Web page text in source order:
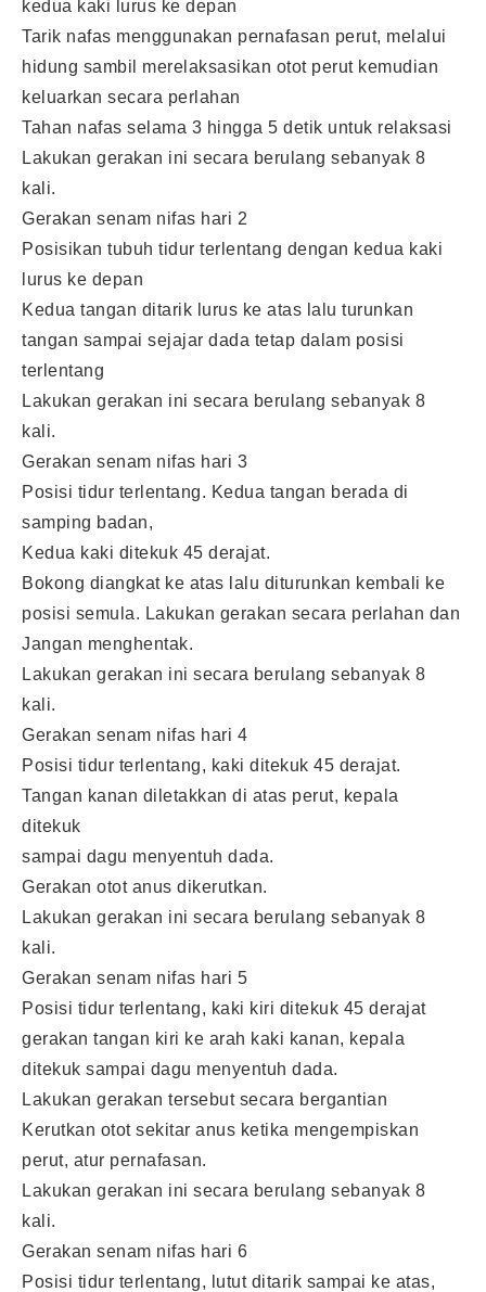
kedua kaki lurus ke depan
Tarik nafas menggunakan pernafasan perut, melalui
hidung sambil merelaksasikan otot perut kemudian
keluarkan secara perlahan
Tahan nafas selama 3 hingga 5 detik untuk relaksasi
Lakukan gerakan ini secara berulang sebanyak 8
kali.
Gerakan senam nifas hari 2
Posisikan tubuh tidur terlentang dengan kedua kaki
lurus ke depan
Kedua tangan ditarik lurus ke atas lalu turunkan
tangan sampai sejajar dada tetap dalam posisi
terlentang
Lakukan gerakan ini secara berulang sebanyak 8
kali.
Gerakan senam nifas hari 3
Posisi tidur terlentang. Kedua tangan berada di
samping badan,
Kedua kaki ditekuk 45 derajat.
Bokong diangkat ke atas lalu diturunkan kembali ke
posisi semula. Lakukan gerakan secara perlahan dan
Jangan menghentak.
Lakukan gerakan ini secara berulang sebanyak 8
kali.
Gerakan senam nifas hari 4
Posisi tidur terlentang, kaki ditekuk 45 derajat.
Tangan kanan diletakkan di atas perut, kepala
ditekuk
sampai dagu menyentuh dada.
Gerakan otot anus dikerutkan.
Lakukan gerakan ini secara berulang sebanyak 8
kali.
Gerakan senam nifas hari 5
Posisi tidur terlentang, kaki kiri ditekuk 45 derajat
gerakan tangan kiri ke arah kaki kanan, kepala
ditekuk sampai dagu menyentuh dada.
Lakukan gerakan tersebut secara bergantian
Kerutkan otot sekitar anus ketika mengempiskan
perut, atur pernafasan.
Lakukan gerakan ini secara berulang sebanyak 8
kali.
Gerakan senam nifas hari 6
Posisi tidur terlentang, lutut ditarik sampai ke atas,